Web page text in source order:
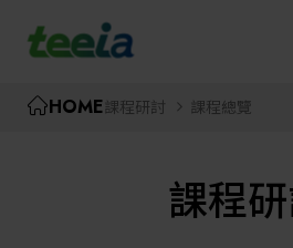
TEEIA
HOME課程研討 課程總覽
課程
廠商資訊